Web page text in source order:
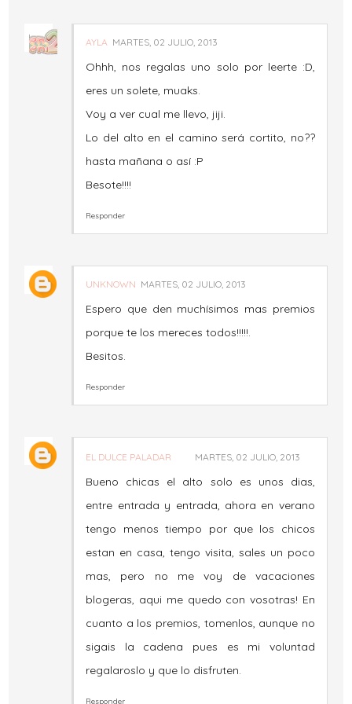
AYLA MARTES, 02 JULIO, 2013
Ohhh, nos regalas uno solo por leerte :D,
eres un solete, muaks.
Voy a ver cual me llevo, jiji.
Lo del alto en el camino será cortito, no??
hasta mañana o así :P
Besote!!!!
Responder
UNKNOWN MARTES, 02 JULIO, 2013
Espero que den muchísimos mas premios
porque te los mereces todos!!!!!.
Besitos.
Responder
EL DULCE PALADAR MARTES, 02 JULIO, 2013
Bueno chicas el alto solo es unos dias,
entre entrada y entrada, ahora en verano
tengo menos tiempo por que los chicos
estan en casa, tengo visita, sales un poco
mas, pero no me voy de vacaciones
blogeras, aqui me quedo con vosotras! En
cuanto a los premios, tomenlos, aunque no
sigais la cadena pues es mi voluntad
regalaroslo y que lo disfruten.
Responder